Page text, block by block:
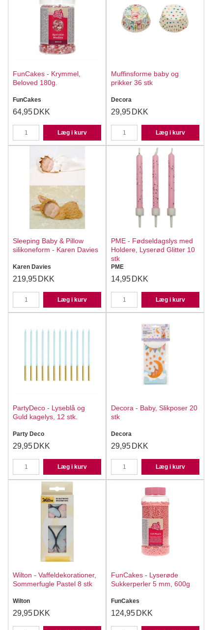
FunCakes - Krymmel,
Beloved 180g.
FunCakes
64,95 DKK
Læg i kurv
Muffinsforme baby og
prikker 36 stk
Decora
29,95 DKK
Læg i kurv
Sleeping Baby & Pillow
silikoneform - Karen Davies
Karen Davies
219,95 DKK
Læg i kurv
PME - Fødseldagslys med
Holdere, Lyserød Glitter 10
stk
PME
14,95 DKK
Læg i kurv
PartyDeco - Lyseblå og
Guld kagelys, 12 stk.
Party Deco
29,95 DKK
Læg i kurv
Decora - Baby, Slikposer 20
stk
Decora
29,95 DKK
Læg i kurv
Wilton - Vaffeldekorationer,
Sommerfugle Pastel 8 stk
Wilton
29,95 DKK
FunCakes - Lyserøde
Sukkerperler 5 mm, 600g
FunCakes
124,95 DKK